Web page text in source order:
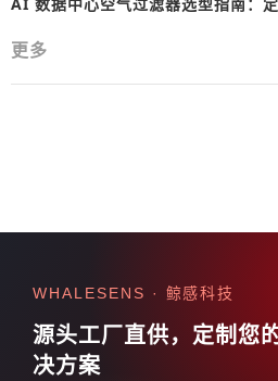
更多
WHALESENS · 鲸感科技
源头工厂直供，定制您
决方案